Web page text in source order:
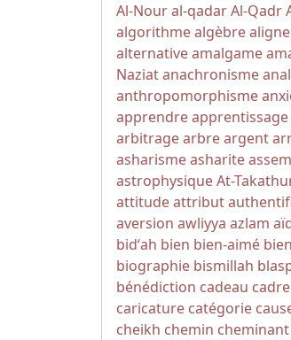
Al-Noural-qadarAl-Qadr
algorithmealgèbre
alternativeamalgame
Naziatanachronisme
anthropomorphisme
apprendreapprentissage
arbitragearbreargent
asharismeasharite
astrophysiqueAt-
attitudeattribut
aversion awliyya azlam
bidʻah bien bien-aimé
biographie bismillah
bénédiction cadeau cadre
caricature catégorie
cheikh chemin cheminant